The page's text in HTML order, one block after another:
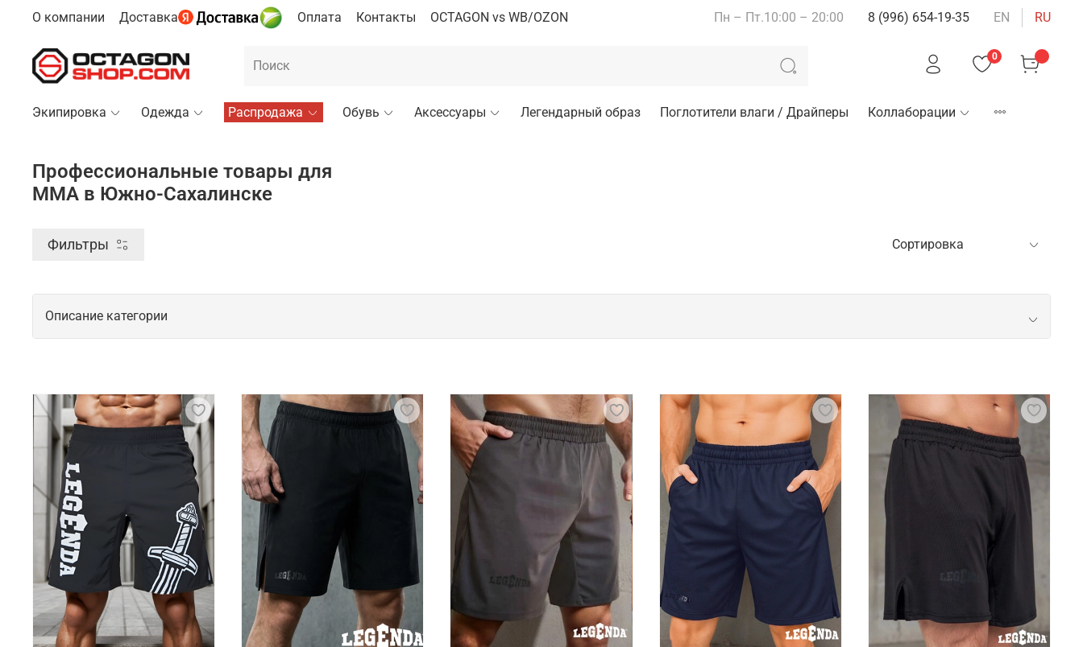
О компании Доставка Оплата Контакты OCTAGON vs WB/OZON Пн – Пт.10:00 – 20:00 8 (996) 654-19-35 EN RU
0
Экипировка Одежда Распродажа Обувь Аксессуары Легендарный образ Поглотители влаги / Драйперы Коллаборации
Профессиональные товары для
ММА в Южно-Сахалинске
Фильтры
Описание категории
эффективности тренировок и боев. В этом заключается их основная задача. Кроме защитной экипировки, профессиональные товары для ММА включают
одежду из современных материалов, которые способны отводить влагу и обеспечивать оптимальный микроклимат тела бойца. Шорты, рашгарды и
компрессионные футболки позволяют сохранять комфорт и свободу движений, что особенно важно при динамичных и интенсивных тренировках.
Что мы предлагаем на выбор
Мы подготовили для покупателей большой выбор товаров для тех, кто занимается ММА. В наличии представлены спортивные шорты, бинты, рашгарды,
компрессионные штаны, защита паха, капы, комплекты с рашгардом и шортами, перчатки. Чтобы изучить полный ассортимент, доступный на сайте, достаточно
перейти в каталог в соответствующий раздел.
Где заказать одежду и экипировку для ММА с удобной доставкой в Южно-Сахалинске
В интернет-магазине Octagon Shop можно выбрать и купить одежду и снаряжение для ММА. В каталоге доступны товары для новичков и профессионалов,